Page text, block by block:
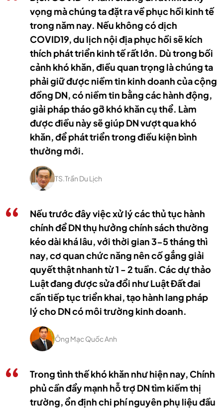
vọng mà chúng ta đặt ra về phục hồi kinh tế
trong năm nay. Nếu không có dịch
COVID19, du lịch nội địa phục hồi sẽ kích
thích phát triển kinh tế rất lớn. Dù trong bối
cảnh khó khăn, điều quan trọng là chúng ta
phải giữ được niềm tin kinh doanh của cộng
đồng DN, có niềm tin bằng các hành động,
giải pháp tháo gỡ khó khăn cụ thể. Làm
được điều này sẽ giúp DN vượt qua khó
khăn, để phát triển trong điều kiện bình
thường mới.
TS.Trần Du Lịch
Nếu trước đây việc xử lý các thủ tục hành
chính để DN thụ hưởng chính sách thường
kéo dài khá lâu, với thời gian 3-5 tháng thì
nay, cơ quan chức năng nên cố gắng giải
quyết thật nhanh từ 1 - 2 tuần. Các dự thảo
Luật đang được sửa đổi như Luật Đất đai
cần tiếp tục triển khai, tạo hành lang pháp
lý cho DN có môi trường kinh doanh.
Ông Mạc Quốc Anh
Trong tình thế khó khăn như hiện nay, Chính
phủ cần đẩy mạnh hỗ trợ DN tìm kiếm thị
trường, ổn định chi phí nguyên phụ liệu đầu